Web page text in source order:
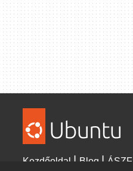
Kezdőoldal Blog ÁSZF